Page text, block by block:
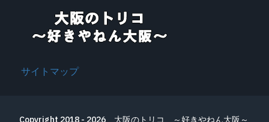
サイトマップ
Copyright 2018 - 2026 大阪のトリコ ～好きやねん大阪～